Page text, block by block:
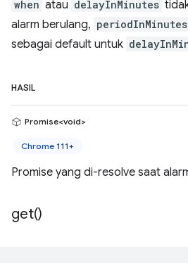
when atau delayInMinutes
alarm berulang, periodInMinutes
sebagai default untuk
HASIL
Promise<void>
Chrome 111+
Promise yang di-resolve saat
get()